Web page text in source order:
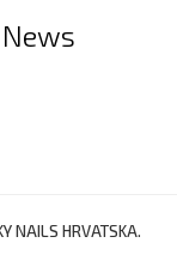
NAILS HRVATSKA.